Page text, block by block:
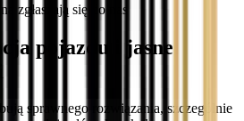
zgłaszają się do nas
pojazdu i jasne
sprawnego rozwiązania, szczególnie